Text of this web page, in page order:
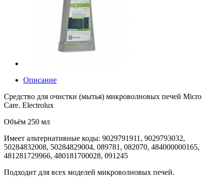
Описание
Средство для очистки (мытья) микроволновых печей Micro
Care. Electrolux
Объём 250 мл
Имеет альтернативные коды: 9029791911, 9029793032,
50284832008, 50284829004, 089781, 082070, 484000000165,
481281729966, 480181700028, 091245
Подходит для всех моделей микроволновых печей.